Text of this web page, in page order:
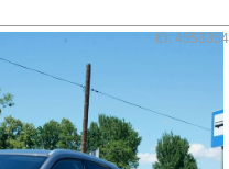
ID: 4553354